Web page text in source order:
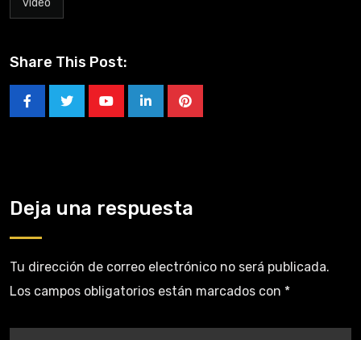
Share This Post:
Deja una respuesta
Tu dirección de correo electrónico no será publicada.
Los campos obligatorios están marcados con *